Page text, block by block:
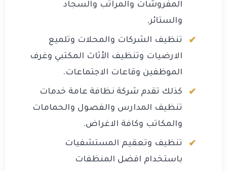
المفروشات والمراتب والسجاد
والستائر.
تنظيف الشركات والمحلات وتلميع
الارضيات وتنظيف الأثاث المكتبي وغرف
الموظفين وقاعات الاجتماعات.
كذلك تقدم شركة نظافة عامة خدمات
تنظيف المدارس والفصول والحمامات
والمكاتب وكافة الاغراض.
تنظيف وتعقيم المستشفيات
باستخدام افضل المنظفات